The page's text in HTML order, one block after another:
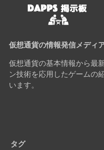
仮想通貨の情報発信メディ
仮想通貨の基本情報から最
ン技術を応用したゲームの
います。
タグ